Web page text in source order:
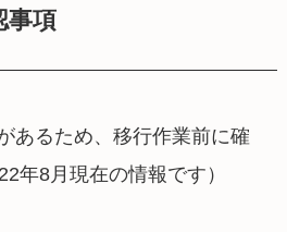
事項
あるため、移行作業前に確
年8月現在の情報です）